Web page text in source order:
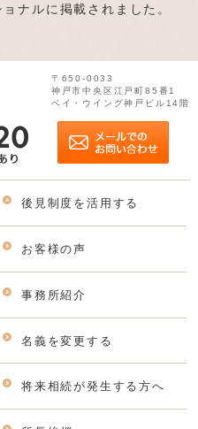
ナルに掲載されました。
〒650-0033
神戸市中央区江戸町85番1
ベイ・ウイング神戸ビル14階
後見制度を活用する
お客様の声
事務所紹介
名義を変更する
将来相続が発生する方へ